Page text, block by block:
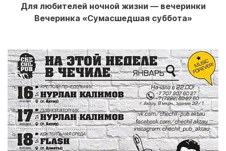
Для любителей ночной жизни — вечеринки
Вечеринка «Сумасшедшая суббота»